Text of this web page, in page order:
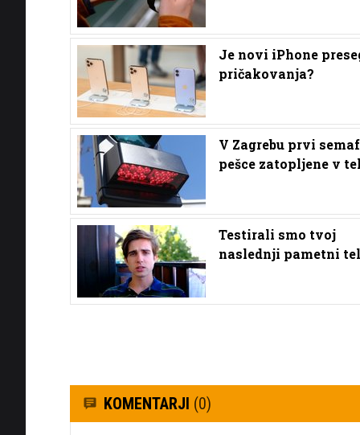
Je novi iPhone
pričakovanja?
V Zagrebu prvi
pešce zatopljene v
Testirali smo tvoj
naslednji pametni
KOMENTARJI (0)